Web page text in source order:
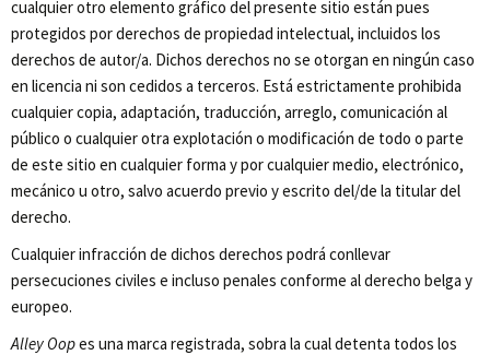
cualquier otro elemento gráfico del presente sitio están pues
protegidos por derechos de propiedad intelectual, incluidos los
derechos de autor/a. Dichos derechos no se otorgan en ningún caso
en licencia ni son cedidos a terceros. Está estrictamente prohibida
cualquier copia, adaptación, traducción, arreglo, comunicación al
público o cualquier otra explotación o modificación de todo o parte
de este sitio en cualquier forma y por cualquier medio, electrónico,
mecánico u otro, salvo acuerdo previo y escrito del/de la titular del
derecho.
Cualquier infracción de dichos derechos podrá conllevar
persecuciones civiles e incluso penales conforme al derecho belga y
europeo.
Alley Oopes una marca registrada, sobra la cual detenta todos los